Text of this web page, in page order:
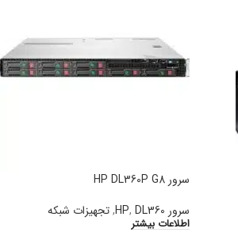
سرور HP DL360P G8
سرور HP
, DL360
, تجهیزات شبکه
اطلاعات بیشتر